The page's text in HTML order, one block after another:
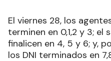
El viernes 28, los
terminen en 0,1,2 y 3; el
finalicen en 4, 5 y 6; y,
los DNI terminados en